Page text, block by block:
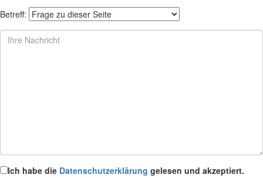
Betreff:
Ich habe die Datenschutzerklärung gelesen und akzeptiert.